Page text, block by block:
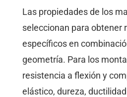
Las propiedades de los
seleccionan para obtener
específicos en
geometría. Para los
resistencia a flexión y
elástico, dureza,